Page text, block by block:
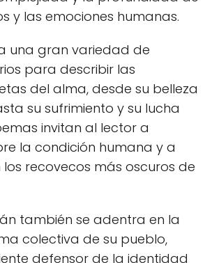
y las emociones humanas.
una gran variedad de
para describir las
del alma, desde su belleza
su sufrimiento y su lucha
invitan al lector a
la condición humana y a
recovecos más oscuros de
también se adentra en la
colectiva de su pueblo,
defensor de la identidad